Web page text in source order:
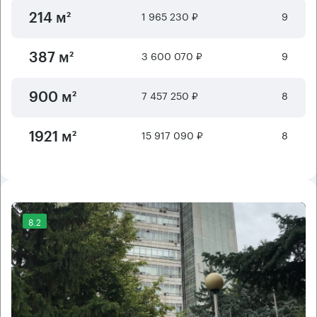
214 м² 1 965 230 ₽ 9
387 м² 3 600 070 ₽ 9
900 м² 7 457 250 ₽ 8
1921 м² 15 917 090 ₽ 8
8.2